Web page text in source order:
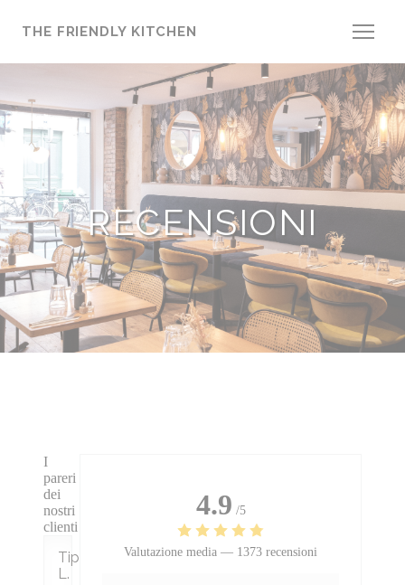
THE FRIENDLY KITCHEN
RECENSIONI
I
pareri
dei
nostri
clienti
Tiphaine
L
4.9 /5
Valutazione media — 1373 recensioni